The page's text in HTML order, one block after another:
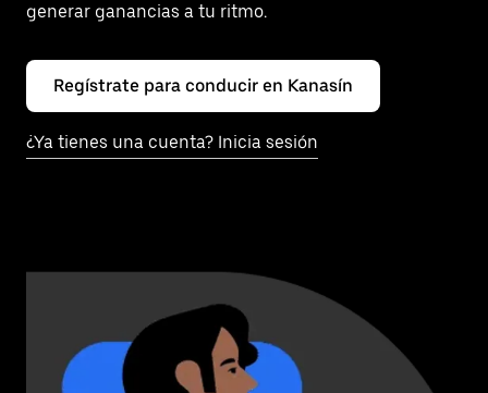
generar ganancias a tu ritmo.
Regístrate para conducir en Kanasín
¿Ya tienes una cuenta? Inicia sesión